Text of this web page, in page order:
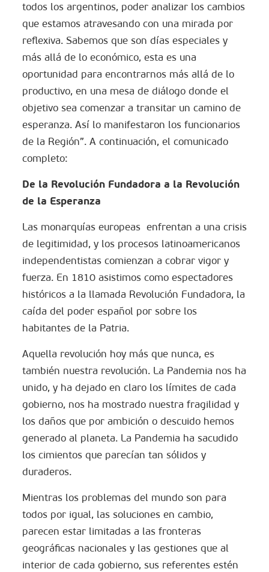
todos los argentinos, poder analizar los cambios
que estamos atravesando con una mirada por
reflexiva. Sabemos que son días especiales y
más allá de lo económico, esta es una
oportunidad para encontrarnos más allá de lo
productivo, en una mesa de diálogo donde el
objetivo sea comenzar a transitar un camino de
esperanza. Así lo manifestaron los funcionarios
de la Región”. A continuación, el comunicado
completo:
De la Revolución Fundadora a la Revolución
de la Esperanza
Las monarquías europeas enfrentan a una crisis
de legitimidad, y los procesos latinoamericanos
independentistas comienzan a cobrar vigor y
fuerza. En 1810 asistimos como espectadores
históricos a la llamada Revolución Fundadora, la
caída del poder español por sobre los
habitantes de la Patria.
Aquella revolución hoy más que nunca, es
también nuestra revolución. La Pandemia nos ha
unido, y ha dejado en claro los límites de cada
gobierno, nos ha mostrado nuestra fragilidad y
los daños que por ambición o descuido hemos
generado al planeta. La Pandemia ha sacudido
los cimientos que parecían tan sólidos y
duraderos.
Mientras los problemas del mundo son para
todos por igual, las soluciones en cambio,
parecen estar limitadas a las fronteras
geográficas nacionales y las gestiones que al
interior de cada gobierno, sus referentes estén